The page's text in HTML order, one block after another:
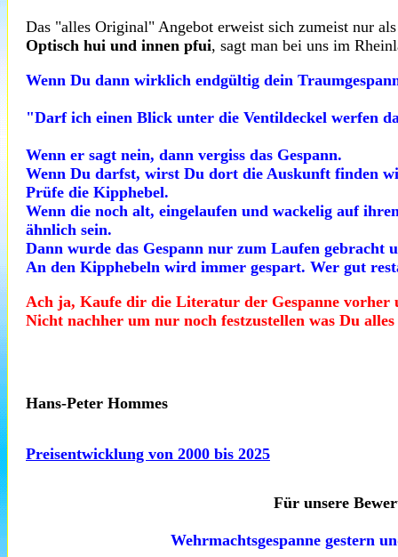
Das "alles Original" Angebot erweist sich zumeist nur
Optisch hui und innen pfui, sagt man bei uns im
Wenn Du dann wirklich endgültig dein
"Darf ich einen Blick unter die Ventildeckel werfen
Wenn er sagt nein, dann vergiss das Gespann.
Wenn Du darfst, wirst Du dort die Auskunft finden
Prüfe die Kipphebel.
Wenn die noch alt, eingelaufen und wackelig auf
ähnlich sein.
Dann wurde das Gespann nur zum Laufen gebracht
An den Kipphebeln wird immer gespart. Wer gut
Ach ja, Kaufe dir die Literatur der Gespanne vorher
Nicht nachher um nur noch festzustellen was Du alles
Hans-Peter Hommes
Preisentwicklung von 2000 bis 2025
Für unsere
Wehrmachtsgespanne gestern